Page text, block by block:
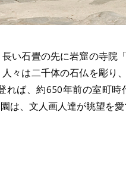
い石畳の先に岩窟の寺
々は二千体の石仏を彫り
ば、約650年前の室町
は、文人画人達が眺望を